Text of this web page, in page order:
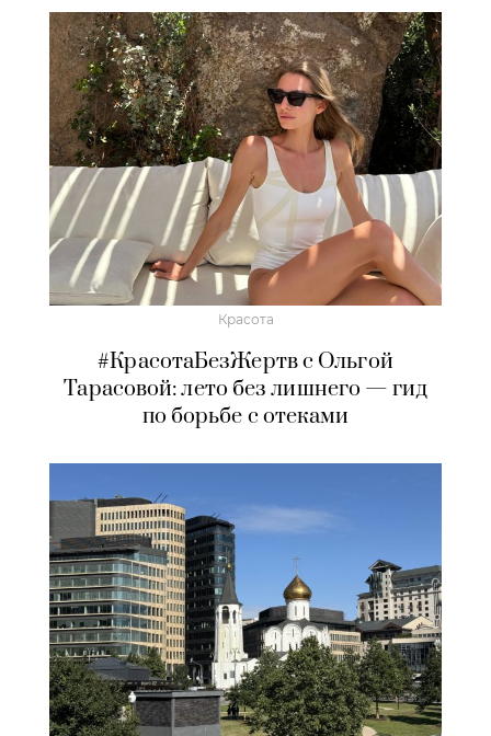
Красота
#КрасотаБезЖертв с Ольгой
Тарасовой: лето без лишнего — гид
по борьбе с отеками